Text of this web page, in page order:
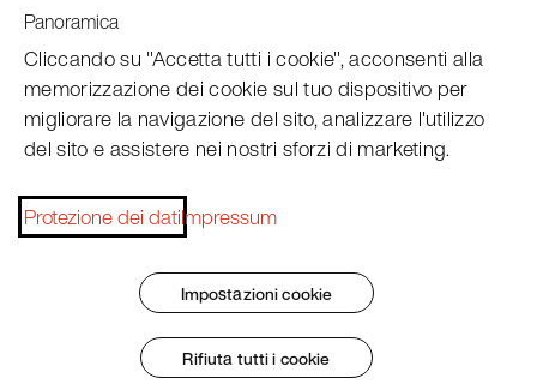
Customer Service
Subscribe Pacojet Newsletter
Would you like to be regularly updated on news, event
Termini e condizioni generali
Protezione dei dati
Panoramica
Cliccando su "Accetta tutti i cookie", acconsenti alla
memorizzazione dei cookie sul tuo dispositivo per
migliorare la navigazione del sito, analizzare l'utilizzo
del sito e assistere nei nostri sforzi di marketing.
Protezione dei datiImpressum
Impostazioni cookie
Rifiuta tutti i cookie